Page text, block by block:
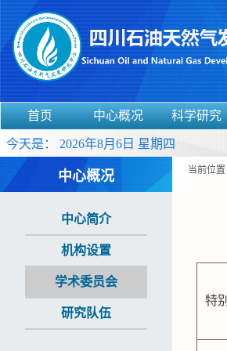
首页 中心概况 科学研究
今天是： 2026年8月6日 星期四
中心概况
中心简介
机构设置
学术委员会
研究队伍
当前位置
特